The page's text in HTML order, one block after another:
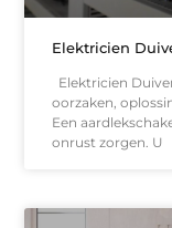
Elektricien
Elektricien
oorzaken,
Een
onrust zorgen. U